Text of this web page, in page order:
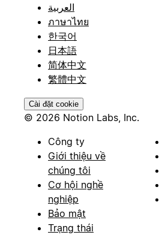
العربية
ภาษาไทย
한국어
日本語
简体中文
繁體中文
Cài đặt cookie
© 2026 Notion Labs, Inc.
Công ty
Giới thiệu về
chúng tôi
Cơ hội nghề
nghiệp
Bảo mật
Trạng thái